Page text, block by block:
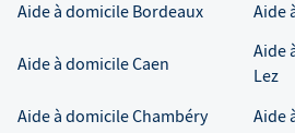
Aide à domicile Bordeaux Aide
Aide à domicileCaen
Aide
Lez
Aide à domicileChambéry Aide